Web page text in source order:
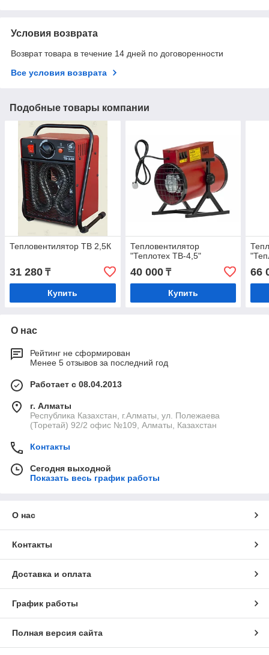
Условия возврата
Возврат товара в течение 14 дней по договоренности
Все условия возврата
Подобные товары компании
Тепловентилятор ТВ 2,5К
31 280 ₸
Купить
Тепловентилятор
"Теплотех ТВ-4,5"
40 000₸
Купить
66
О нас
Рейтинг не сформирован
Менее 5 отзывов за последний год
Работает с 08.04.2013
г. Алматы
Республика Казахстан, г.Алматы, ул. Полежаева
(Торетай) 92/2 офис №109, Алматы, Казахстан
Контакты
Сегодня выходной
Показать весь график работы
О нас
Контакты
Доставка и оплата
График работы
Полная версия сайта